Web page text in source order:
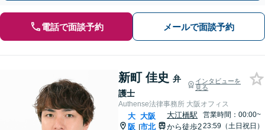
電話で面談予約 メールで面談予約
新町 佳史 弁
護士
インタビューを
見る
Authense法律事務所 大阪オフィス
大
阪 |
大阪
市北
大江橋駅
から徒歩2
営業時間：00:00~
23:59（土日祝日）